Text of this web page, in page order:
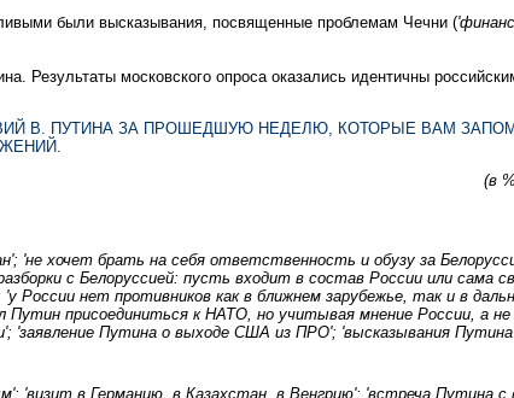
были высказывания, посвященные проблемам Чечни (
Результаты московского опроса оказались идентичны
В. ПУТИНА ЗА ПРОШЕДШУЮ НЕДЕЛЮ, КОТОРЫЕ ВАМ
(в
'не хочет брать на себя ответственность и обузу за
с Белоруссией: пусть входит в состав России или сама
России нет противников как в ближнем зарубежье, так и в
Путин присоединиться к НАТО, но учитывая мнение России, а
'заявление Путина о выходе США из ПРО'; 'высказывания
'визит в Германию, в Казахстан, в Венгрию'; 'встреча Путина с